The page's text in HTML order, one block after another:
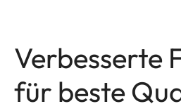
Verbesserte
für beste